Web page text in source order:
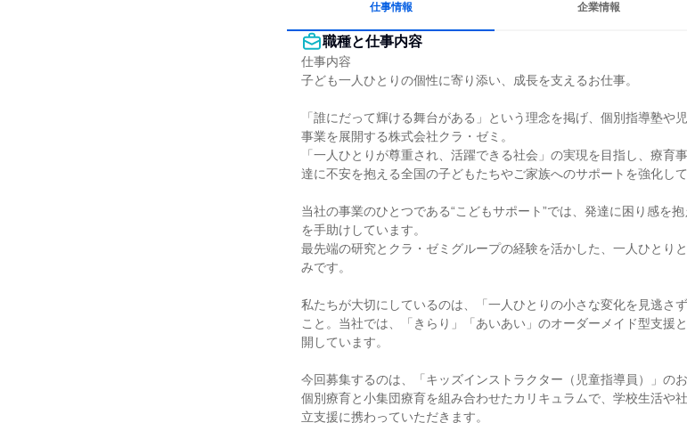
仕事情報 企業情報
職種と仕事内容
仕事内容
子ども一人ひとりの個性に寄り添い、成長を支えるお仕事。
「誰にだって輝ける舞台がある」という理念を掲げ、個別指導塾や
事業を展開する株式会社クラ・ゼミ。
「一人ひとりが尊重され、活躍できる社会」の実現を目指し、療育
達に不安を抱える全国の子どもたちやご家族へのサポートを強化して
当社の事業のひとつである“こどもサポート”では、発達に困り感を
を手助けしています。
最先端の研究とクラ・ゼミグループの経験を活かした、一人ひとり
みです。
私たちが大切にしているのは、「一人ひとりの小さな変化を見逃さ
こと。当社では、「きらり」「あいあい」のオーダーメイド型支援
開しています。
今回募集するのは、「キッズインストラクター（児童指導員）」のお
個別療育と小集団療育を組み合わせたカリキュラムで、学校生活や
立支援に携わっていただきます。